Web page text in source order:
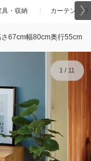
具・収納 カーテン・
67cm幅80cm奥行55cm
1 / 11